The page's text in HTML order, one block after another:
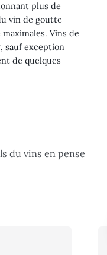
plus de
vin de goutte
Vins de
sauf exception
de quelques
du vins en pense